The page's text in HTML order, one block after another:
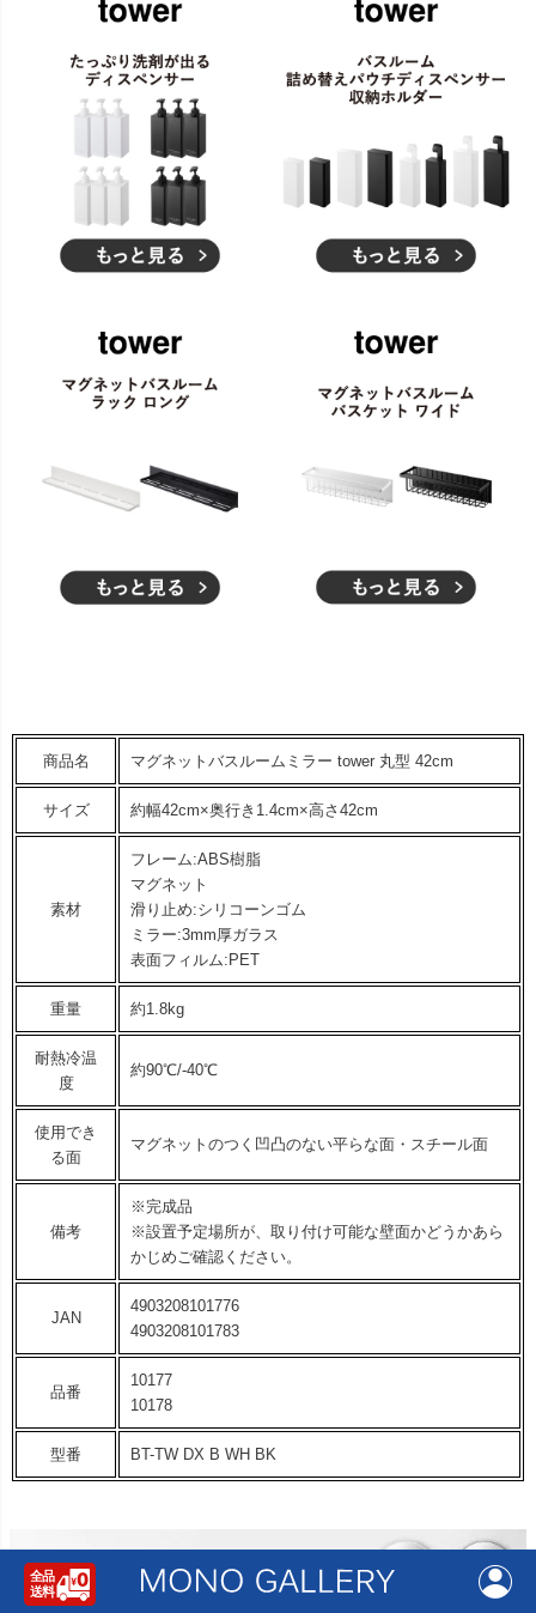
商品名 マグネットバスルームミラー tower 丸型 42cm
サイズ 約幅42cm×奥行き1.4cm×高さ42cm
素材
フレーム:ABS樹脂
マグネット
滑り止め:シリコーンゴム
ミラー:3mm厚ガラス
表面フィルム:PET
重量 約1.8kg
耐熱冷温
度
約90℃/-40℃
使用でき
る面
マグネットのつく凹凸のない平らな面・スチール面
備考
※完成品
※設置予定場所が、取り付け可能な壁面かどうかあら
かじめご確認ください。
JAN
4903208101776
4903208101783
品番
10177
10178
型番 BT-TW DX B WH BK